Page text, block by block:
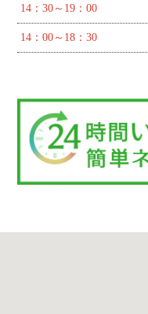
14：30～19：00
14：00～18：30